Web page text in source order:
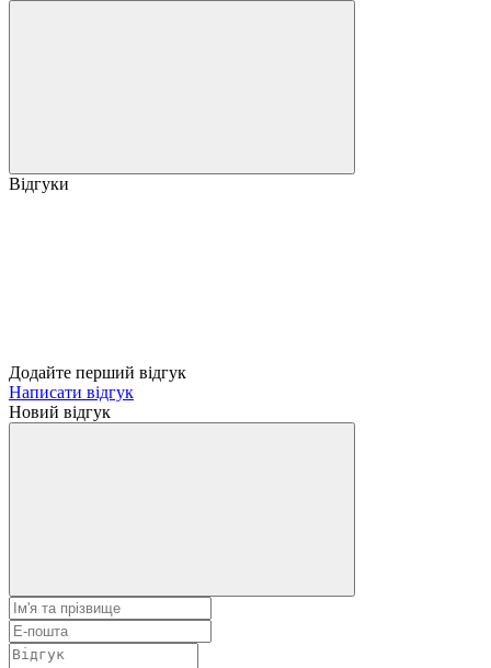
Відгуки
Додайте перший відгук
Написати відгук
Новий відгук